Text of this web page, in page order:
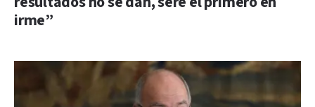
irme”